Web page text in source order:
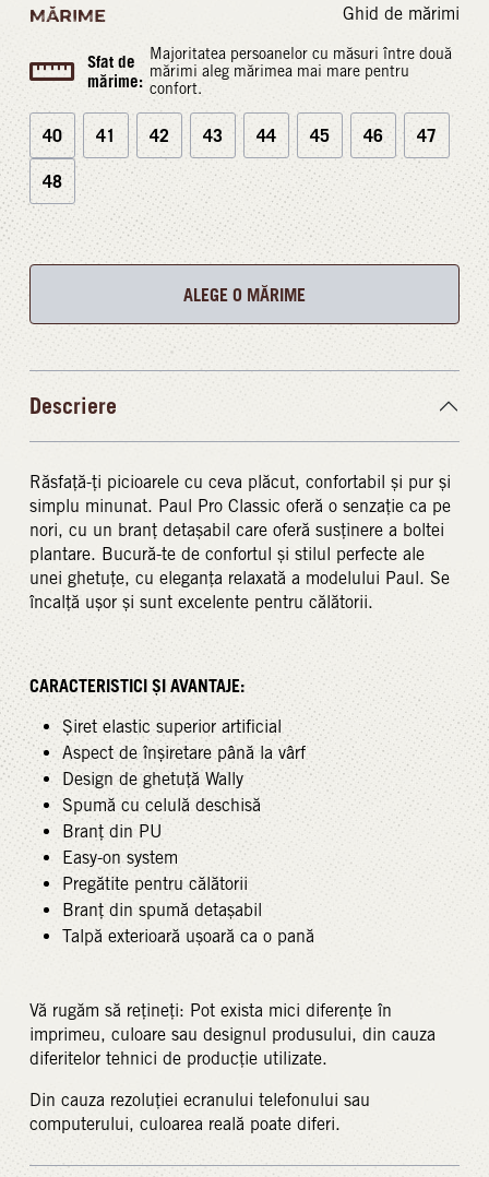
MĂRIME Ghid de mărimi
Sfat de
mărime:
Majoritatea persoanelor cu măsuri între două
mărimi aleg mărimea mai mare pentru
confort.
40 41 42 43 44 45 46 47
48
ALEGE O MĂRIME
Descriere
Răsfață-ți picioarele cu ceva plăcut, confortabil și pur și
simplu minunat. Paul Pro Classic oferă o senzație ca pe
nori, cu un branț detașabil care oferă susținere a boltei
plantare. Bucură-te de confortul și stilul perfecte ale
unei ghetuțe, cu eleganța relaxată a modelului Paul. Se
încalță ușor și sunt excelente pentru călătorii.
CARACTERISTICI ȘI AVANTAJE:
Șiret elastic superior artificial
Aspect de înșiretare până la vârf
Design de ghetuță Wally
Spumă cu celulă deschisă
Branț din PU
Easy-on system
Pregătite pentru călătorii
Branț din spumă detașabil
Talpă exterioară ușoară ca o pană
Vă rugăm să rețineți: Pot exista mici diferențe în
imprimeu, culoare sau designul produsului, din cauza
diferitelor tehnici de producție utilizate.
Din cauza rezoluției ecranului telefonului sau
computerului, culoarea reală poate diferi.